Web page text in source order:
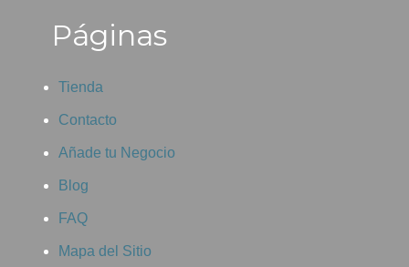
Páginas
Tienda
Contacto
Añade tu Negocio
Blog
FAQ
Mapa del Sitio